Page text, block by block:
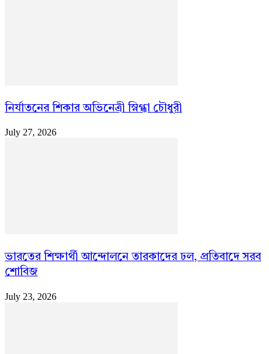
নির্যাতনের শিকার অভিনেত্রী স্নিগ্ধা চৌধুরী
July 27, 2026
ভারতের শিক্ষার্থী আন্দোলনে তারকাদের ঢল, প্রতিবাদে সরব
শোবিজ
July 23, 2026